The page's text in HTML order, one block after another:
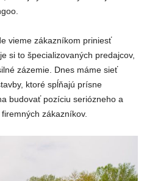
vieme zákazníkom priniesť
si to špecializovaných predajcov,
zázemie. Dnes máme sieť
ktoré spĺňajú prísne
budovať pozíciu seriózneho a
zákazníkov.